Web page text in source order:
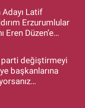
Latif
Erzurumlular
Eren Düzen’e
parti değiştirmeyi
başkanlarına